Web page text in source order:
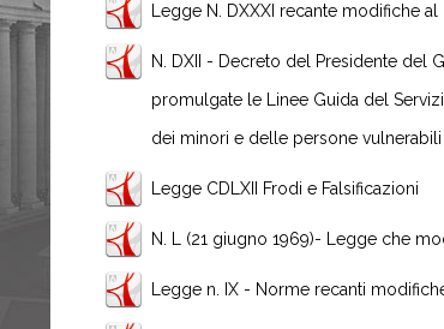
Legge N. DXXXI recante modifiche
N. DXII - Decreto del Presidente del
promulgate le Linee Guida del
dei minori e delle persone vulnerabili
Legge CDLXII Frodi e Falsificazioni
N. L (21 giugno 1969)- Legge che
Legge n. IX - Norme recanti